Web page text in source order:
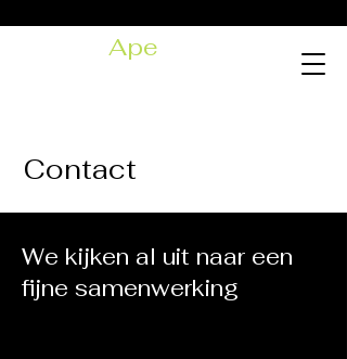
Ape
Contact
We kijken al uit naar een
fijne samenwerking